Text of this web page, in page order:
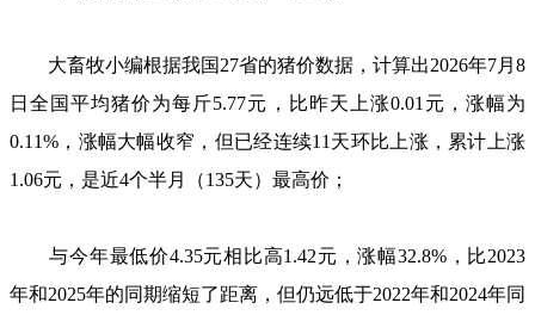
大畜牧小编根据我国27省的猪价数据，计算出2026年7月8
日全国平均猪价为每斤5.77元，比昨天上涨0.01元，涨幅为
0.11%，涨幅大幅收窄，但已经连续11天环比上涨，累计上涨
1.06元，是近4个半月（135天）最高价；
与今年最低价4.35元相比高1.42元，涨幅32.8%，比2023
年和2025年的同期缩短了距离，但仍远低于2022年和2024年同